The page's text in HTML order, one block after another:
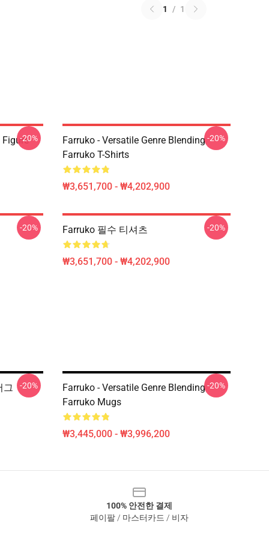
1 / 1
-20%
Farruko - Versatile Genre Blending
Farruko T-Shirts
₩3,651,700 - ₩4,202,900
-20%
-20% Farruko 필수 티셔츠
₩3,651,700 - ₩4,202,900
-20%
그 -20%
Farruko - Versatile Genre Blending
Farruko Mugs
₩3,445,000 - ₩3,996,200
-20%
100% 안전한 결제
페이팔 / 마스터카드 / 비자